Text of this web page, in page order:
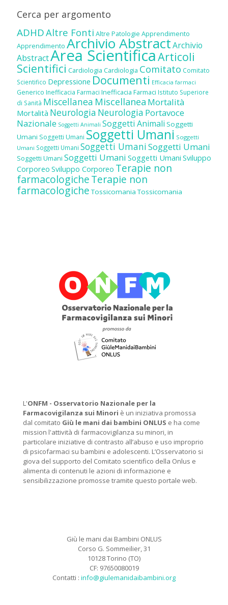
Cerca per argomento
ADHDAltre Fonti Altre Patologie Apprendimento
Apprendimento Archivio AbstractArchivio
AbstractArea ScientificaArticoli
Scientifici Cardiologia Cardiologia Comitato Comitato
Scientifico Depressione Documenti Efficacia farmaci
Generico Inefficacia Farmaci Inefficacia Farmaci Istituto Superiore
di Sanità Miscellanea Miscellanea Mortalità
Mortalità Neurologia Neurologia Portavoce
Nazionale Soggetti Animali Soggetti Animali Soggetti
Umani Soggetti Umani Soggetti Umani Soggetti
Umani Soggetti Umani Soggetti UmaniSoggetti Umani
Soggetti Umani Soggetti Umani Soggetti Umani Sviluppo
Corporeo Sviluppo Corporeo Terapie non
farmacologicheTerapie non
farmacologiche Tossicomania Tossicomania
L'ONFM - Osservatorio Nazionale per la
Farmacovigilanza sui Minori è un iniziativa promossa
dal comitato Giù le mani dai bambini ONLUS e ha come
mission l'attività di farmacovigilanza su minori, in
particolare iniziative di contrasto all’abuso e uso improprio
di psicofarmaci su bambini e adolescenti. L’Osservatorio si
giova del supporto del Comitato scientifico della Onlus e
alimenta di contenuti le azioni di informazione e
sensibilizzazione promosse tramite questo portale web.
Giù le mani dai Bambini ONLUS
Corso G. Sommeilier, 31
10128 Torino (TO)
CF: 97650080019
Contatti : info@giulemanidaibambini.org